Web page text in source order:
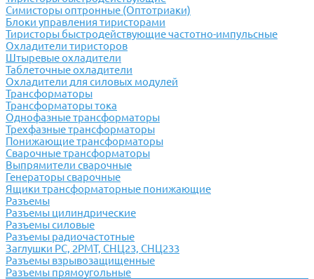
Симисторы оптронные (Оптотриаки)
Блоки управления тиристорами
Тиристоры быстродействующие частотно-импульсные
Охладители тиристоров
Штыревые охладители
Таблеточные охладители
Охладители для силовых модулей
Трансформаторы
Трансформаторы тока
Однофазные трансформаторы
Трехфазные трансформаторы
Понижающие трансформаторы
Сварочные трансформаторы
Выпрямители сварочные
Генераторы сварочные
Ящики трансформаторные понижающие
Разъемы
Разъемы цилиндрические
Разъемы силовые
Разъемы радиочастотные
Заглушки РС, 2РМТ, СНЦ23, СНЦ233
Разъемы взрывозащищенные
Разъемы прямоугольные